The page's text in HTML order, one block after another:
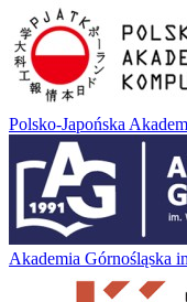
Polsko-Japońska
Akademia Górnośląska